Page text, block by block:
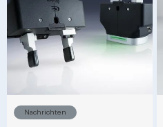
Nachrichten